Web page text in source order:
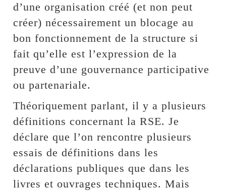
d’une organisation créé (et non peut
créer) nécessairement un blocage au
bon fonctionnement de la structure si
fait qu’elle est l’expression de la
preuve d’une gouvernance participative
ou partenariale.
Théoriquement parlant, il y a plusieurs
définitions concernant la RSE. Je
déclare que l’on rencontre plusieurs
essais de définitions dans les
déclarations publiques que dans les
livres et ouvrages techniques. Mais